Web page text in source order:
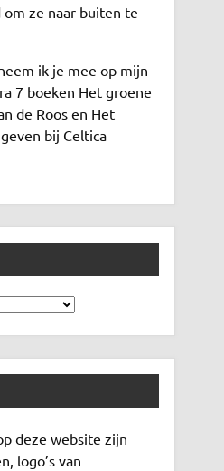
ze naar buiten te
ik je mee op mijn
7 boeken Het groene
de Roos en Het
bij Celtica
deze website zijn
logo’s van